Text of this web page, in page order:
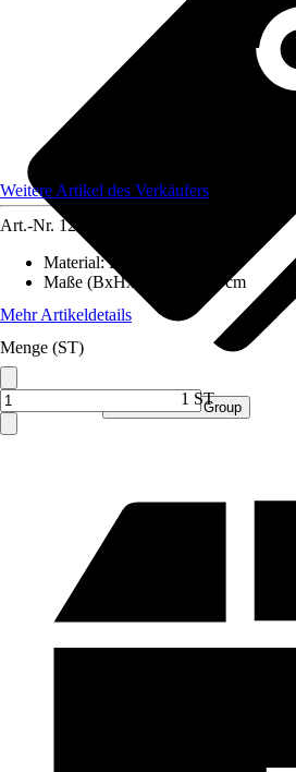
Verkauf durch: Procommerce Group
Weitere Artikel des Verkäufers
Art.-Nr. 12584513
Material:Holz
Maße (BxHxT)
8x40x25 cm
Mehr Artikeldetails
Menge (ST)
1 ST